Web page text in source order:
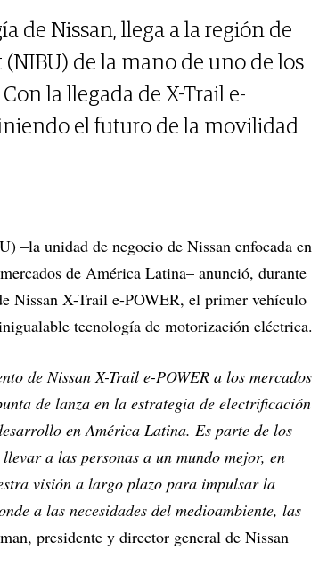
de Nissan, llega a la región de
de la mano de uno de los
la llegada de X-Trail e-
el futuro de la movilidad
–la unidad de negocio de Nissan enfocada en
de América Latina– anunció, durante
Nissan X-Trail e-POWER, el primer vehículo
tecnología de motorización eléctrica.
de Nissan X-Trail e-POWER a los mercados
de lanza en la estrategia de electrificación
en América Latina. Es parte de los
a las personas a un mundo mejor, en
visión a largo plazo para impulsar la
a las necesidades del medioambiente, las
presidente y director general de Nissan